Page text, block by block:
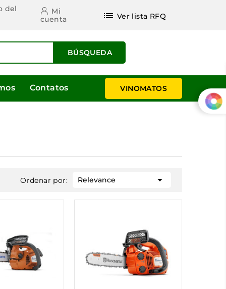
del
Mi
cuenta
list Ver lista RFQ
BÚSQUEDA
Contatos VINOMATOS
Ordenar por: Relevance 